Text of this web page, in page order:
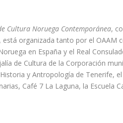
Cultura Noruega Contemporánea,
está organizada tanto por el
en España y el Real
de Cultura de la Corporación
y Antropología de Tenerife,
Café 7 La Laguna, la Escuela